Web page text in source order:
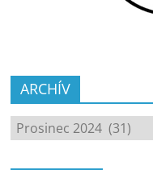
ARCHÍV
ARCHÍV